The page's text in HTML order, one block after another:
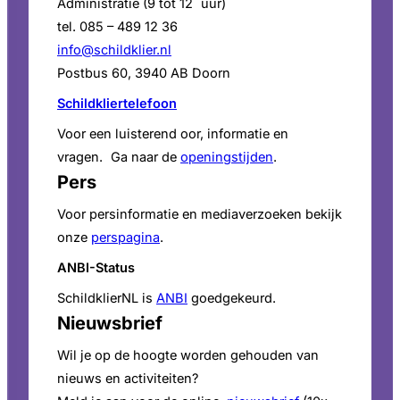
Administratie (9 tot 12 uur)
tel. 085 – 489 12 36
info@schildklier.nl
Postbus 60, 3940 AB Doorn
Schildkliertelefoon
Voor een luisterend oor, informatie en
vragen. Ga naar de openingstijden.
Pers
Voor persinformatie en mediaverzoeken bekijk
onze perspagina.
ANBI-Status
SchildklierNL is ANBI goedgekeurd.
Nieuwsbrief
Wil je op de hoogte worden gehouden van
nieuws en activiteiten?